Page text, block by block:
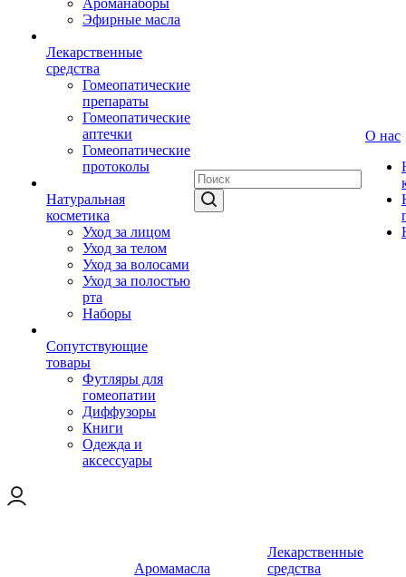
Ароманаборы
Эфирные масла
Лекарственные
средства
Гомеопатические
препараты
Гомеопатические
аптечки
Гомеопатические
протоколы
Натуральная
косметика
Уход за лицом
Уход за телом
Уход за волосами
Уход за полостью
рта
Наборы
Сопутствующие
товары
Футляры для
гомеопатии
Диффузоры
Книги
Одежда и
аксессуары
О нас
Аромамасла
Лекарственные
средства